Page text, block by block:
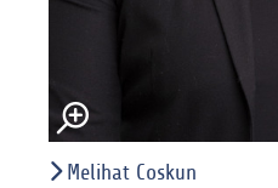
Melihat Coskun